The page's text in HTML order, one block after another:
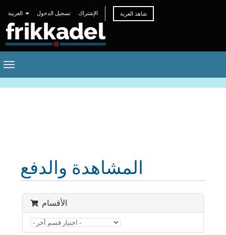
تسجيل الدخول الإشتراك شاهد العربة
Toggle
navigation
المشاهدة والدفع
الأقسام